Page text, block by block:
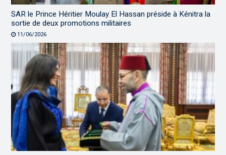
SAR le Prince Héritier Moulay El Hassan préside à Kénitra la
sortie de deux promotions militaires
11/06/2026